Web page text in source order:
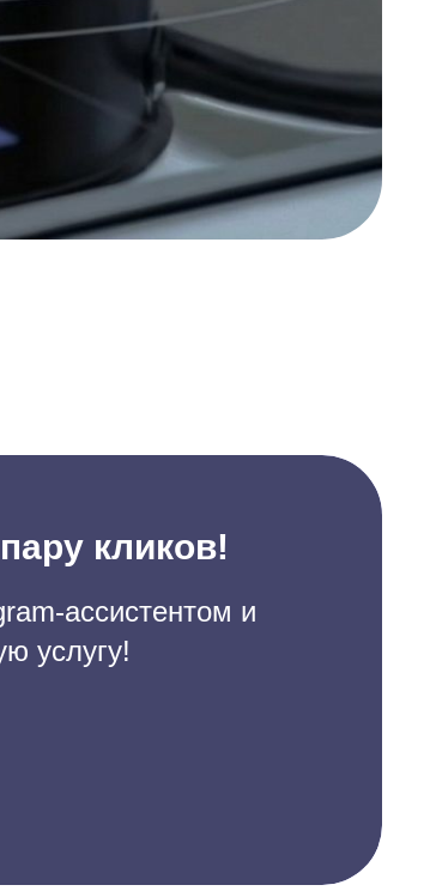
кликов!
ассистентом и
услугу!